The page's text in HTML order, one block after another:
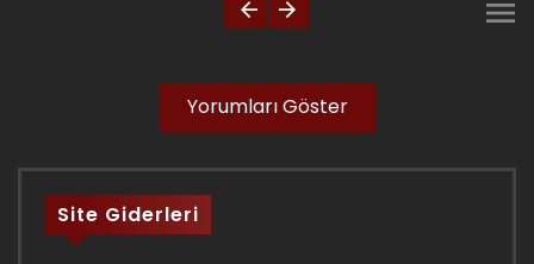
Yorumları Göster
Site Giderleri